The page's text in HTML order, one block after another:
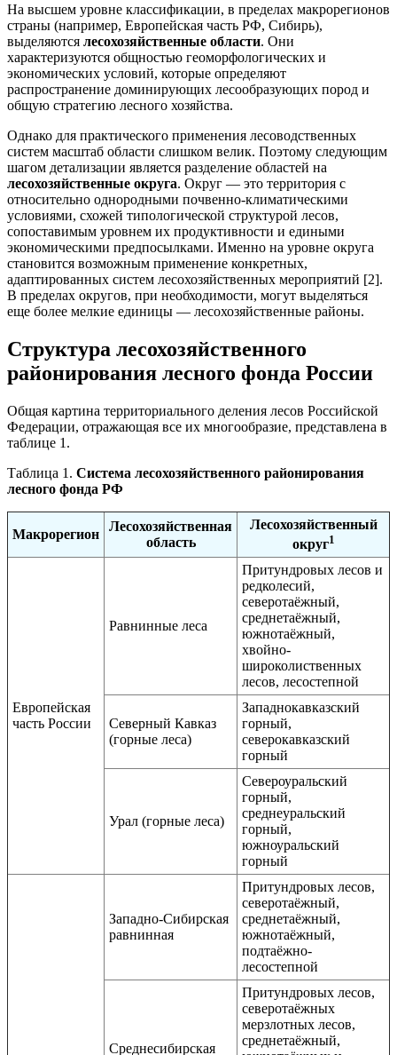
На высшем уровне классификации, в пределах макрорегионов
страны (например, Европейская часть РФ, Сибирь),
выделяются лесохозяйственные области. Они
характеризуются общностью геоморфологических и
экономических условий, которые определяют
распространение доминирующих лесообразующих пород и
общую стратегию лесного хозяйства.
Однако для практического применения лесоводственных
систем масштаб области слишком велик. Поэтому следующим
шагом детализации является разделение областей на
лесохозяйственные округа. Округ — это территория с
относительно однородными почвенно-климатическими
условиями, схожей типологической структурой лесов,
сопоставимым уровнем их продуктивности и едиными
экономическими предпосылками. Именно на уровне округа
становится возможным применение конкретных,
адаптированных систем лесохозяйственных мероприятий [2].
В пределах округов, при необходимости, могут выделяться
еще более мелкие единицы — лесохозяйственные районы.
Структура лесохозяйственного
районирования лесного фонда России
Общая картина территориального деления лесов Российской
Федерации, отражающая все их многообразие, представлена в
таблице 1.
Таблица 1. Система лесохозяйственного районирования
лесного фонда РФ
Макрорегион
Лесохозяйственная
область
Лесохозяйственный
округ1
Европейская
часть России
Равнинные леса
Притундровых лесов и
редколесий,
северотаёжный,
среднетаёжный,
южнотаёжный,
хвойно-
широколиственных
лесов, лесостепной
Северный Кавказ
(горные леса)
Западнокавказский
горный,
северокавказский
горный
Урал (горные леса)
Североуральский
горный,
среднеуральский
горный,
южноуральский
горный
Западно-Сибирская
равнинная
Притундровых лесов,
северотаёжный,
среднетаёжный,
южнотаёжный,
подтаёжно-
лесостепной
Среднесибирская
Притундровых лесов,
северотаёжных
мерзлотных лесов,
среднетаёжный,